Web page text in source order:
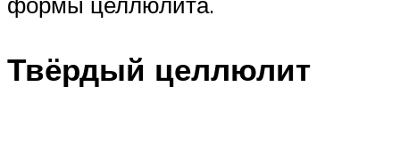
Твёрдый целлюлит